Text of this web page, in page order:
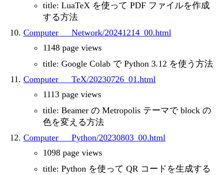
title: LuaTeX を使って PDF ファイルを作成
する方法
Computer___Network/20241214_00.html
1148 page views
title: Google Colab で Python 3.12 を使う方法
Computer___TeX/20230726_01.html
1113 page views
title: Beamer の Metropolis テーマで block の
色を変える方法
Computer___Python/20230803_00.html
1098 page views
title: Python を使って QR コードを生成する